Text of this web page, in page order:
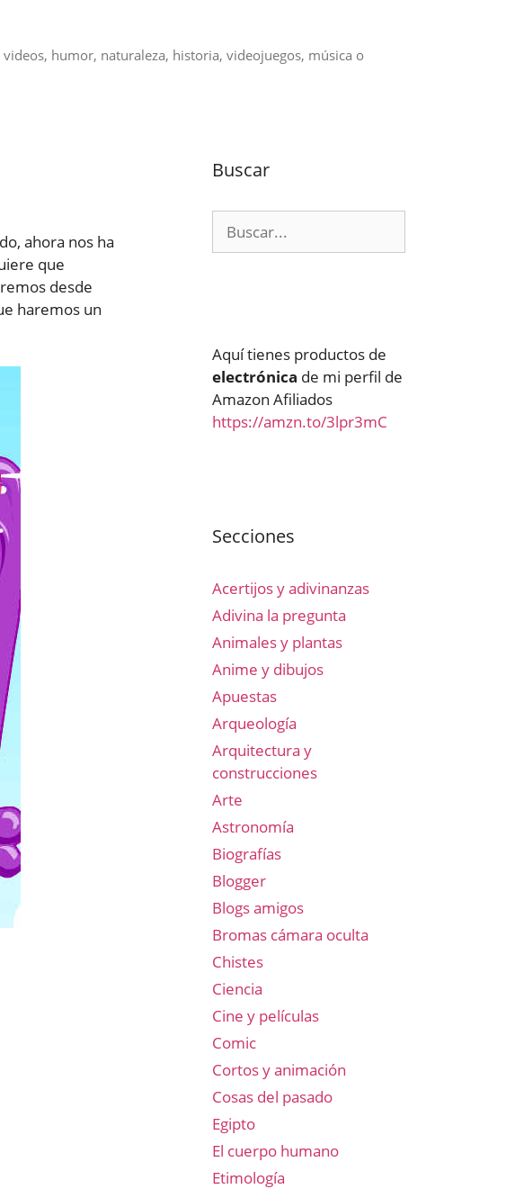
humor, naturaleza, historia, videojuegos, música o
ahora nos ha
que
desde
haremos un
Buscar
Aquí tienes productos de
electrónica de mi perfil de
Amazon Afiliados
https://amzn.to/3lpr3mC
Secciones
Acertijos y adivinanzas
Adivina la pregunta
Animales y plantas
Anime y dibujos
Apuestas
Arqueología
Arquitectura y
construcciones
Arte
Astronomía
Biografías
Blogger
Blogs amigos
Bromas cámara oculta
Chistes
Ciencia
Cine y películas
Comic
Cortos y animación
Cosas del pasado
Egipto
El cuerpo humano
Etimología